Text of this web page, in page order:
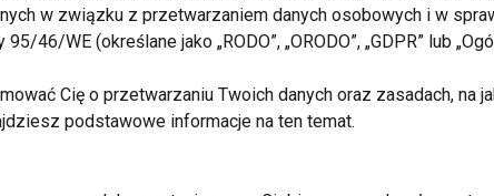
w związku z przetwarzaniem danych osobowych i w
46/WE (określane jako „RODO”, „ORODO”, „GDPR” lub
Cię o przetwarzaniu Twoich danych oraz zasadach, na
podstawowe informacje na ten temat.